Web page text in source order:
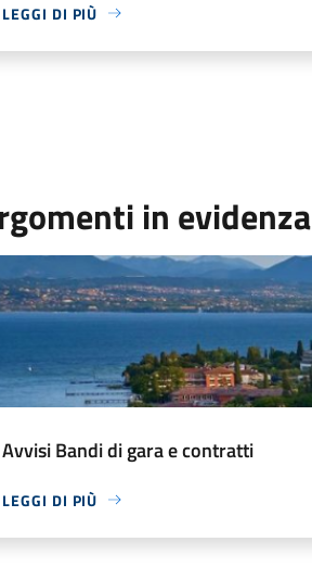
LEGGI DI PIÙ
in evidenza
Avvisi Bandi di gara e contratti
LEGGI DI PIÙ